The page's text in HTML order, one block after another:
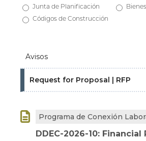
Junta de Planificación
Códigos de Construcción
Avisos
Request for Proposal | RFP
 Programa de Conexión
DDEC-2026-10: Financial